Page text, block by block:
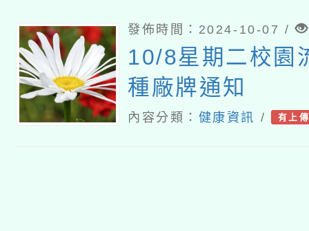
發佈時間：2024-10-07 /
10/8星期二校園
種廠牌通知
內容分類： 健康資訊 / 有上